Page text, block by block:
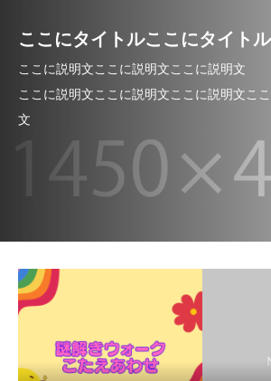
ここにタイトルここにタイトル
ここに説明文ここに説明文ここに説明文
ここに説明文ここに説明文ここに説明文こ
文